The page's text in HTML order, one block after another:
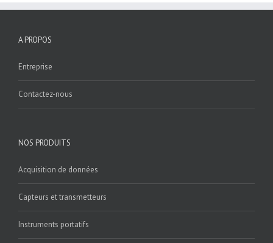
A PROPOS
Entreprise
Contactez-nous
NOS PRODUITS
Acquisition de données
Capteurs et transmetteurs
Instruments portatifs